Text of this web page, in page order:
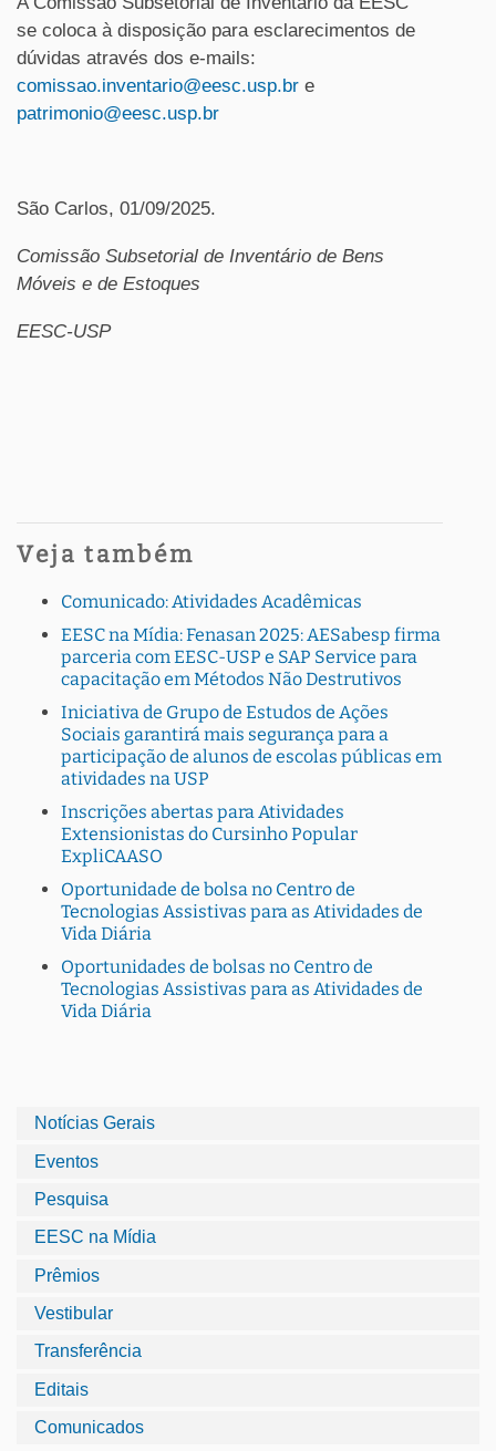
se coloca à disposição para esclarecimentos de
dúvidas através dos e-mails:
comissao.inventario@eesc.usp.br e
patrimonio@eesc.usp.br
São Carlos, 01/09/2025.
Comissão Subsetorial de Inventário de Bens
Móveis e de Estoques
EESC-USP
Veja também
Comunicado: Atividades Acadêmicas
EESC na Mídia: Fenasan 2025: AESabesp firma
parceria com EESC-USP e SAP Service para
capacitação em Métodos Não Destrutivos
Iniciativa de Grupo de Estudos de Ações
Sociais garantirá mais segurança para a
participação de alunos de escolas públicas em
atividades na USP
Inscrições abertas para Atividades
Extensionistas do Cursinho Popular
ExpliCAASO
Oportunidade de bolsa no Centro de
Tecnologias Assistivas para as Atividades de
Vida Diária
Oportunidades de bolsas no Centro de
Tecnologias Assistivas para as Atividades de
Vida Diária
Notícias Gerais
Eventos
Pesquisa
EESC na Mídia
Prêmios
Vestibular
Transferência
Editais
Comunicados